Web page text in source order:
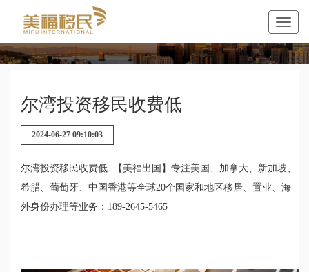
尔湾投资移民收费低
2024-06-27 09:10:03
尔湾投资移民收费低 【美福出国】专注美国、加拿大、新加坡、
希腊、葡萄牙、中国香港等全球20个国家和地区移居、置业、海
外身份办理等业务：189-2645-5465